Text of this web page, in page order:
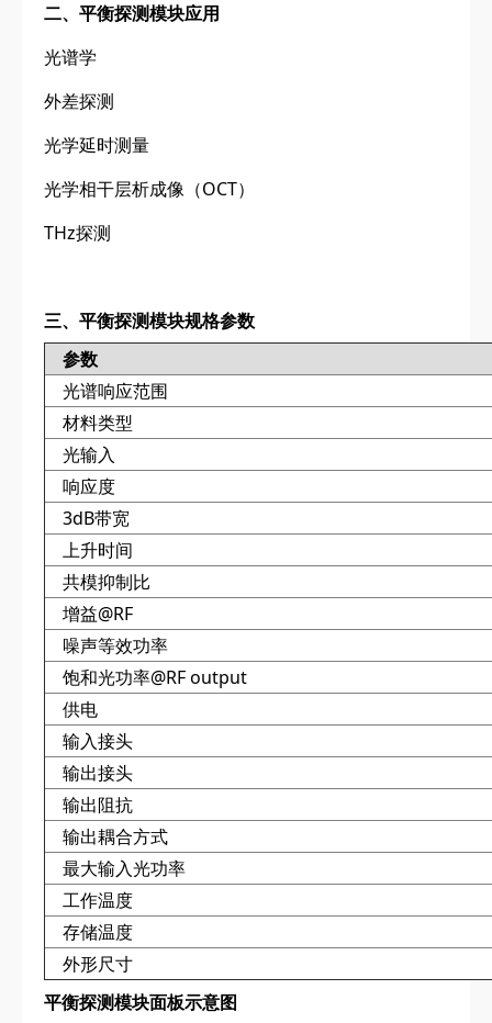
二、平衡探测模块应用
光谱学
外差探测
光学延时测量
光学相干层析成像（OCT）
THz探测
三、平衡探测模块规格参数
参数
光谱响应范围
材料类型
光输入
响应度
3dB带宽
上升时间
共模抑制比
增益@RF
噪声等效功率
饱和光功率@RF output
供电
输入接头
输出接头
输出阻抗
输出耦合方式
最大输入光功率
工作温度
存储温度
外形尺寸
平衡探测模块面板示意图